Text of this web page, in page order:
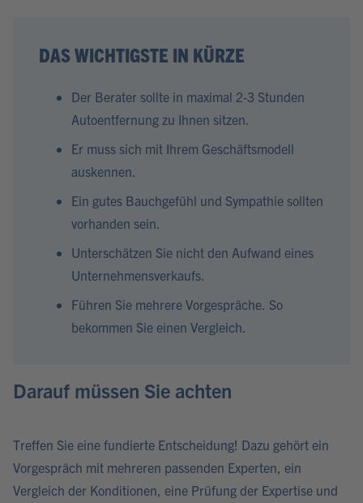
DAS WICHTIGSTE IN KÜRZE
Der Berater sollte in maximal 2-3 Stunden
Autoentfernung zu Ihnen sitzen.
Er muss sich mit Ihrem Geschäftsmodell
auskennen.
Ein gutes Bauchgefühl und Sympathie sollten
vorhanden sein.
Unterschätzen Sie nicht den Aufwand eines
Unternehmensverkaufs.
Führen Sie mehrere Vorgespräche. So
bekommen Sie einen Vergleich.
Darauf müssen Sie achten
Treffen Sie eine fundierte Entscheidung! Dazu gehört ein
Vorgespräch mit mehreren passenden Experten, ein
Vergleich der Konditionen, eine Prüfung der Expertise und